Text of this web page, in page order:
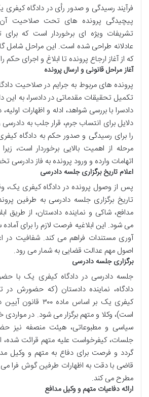
فرآیند رسیدگی و صدور رأی در دادگاه
پیچیدگی پرونده های تحت صلاحیت
تشریفات ویژه ای برخوردار است که
عادلانه طراحی شده است. این مراحل شامل
که از آغاز ارجاع پرونده تا ابلاغ و اجرای حکم
آغاز مراحل قانونی و ارسال پرونده
پرونده های مربوط به جرایم در صلاحیت
تکمیل تحقیقات مقدماتی در دادسرا، به این
دادسرا با بررسی شواهد، ادله و اظهارات
دلایل برای انتساب جرم، قرار جلب به دادرسی
را برای رسیدگی و صدور حکم به دادگاه
مرحله از اهمیت بالایی برخوردار است،
اتهامات وارده و ورود پرونده به فاز
اعلام تاریخ برگزاری جلسه دادرسی
پس از وصول پرونده در دادگاه کیفری یک،
تاریخ برگزاری جلسه دادرسی به طرفین
مدافع، شاکی و نماینده دادستان، از طریق
می شود. این ابلاغیه فرصت لازم را برای
آوری مستندات فراهم می کند. شفافیت در
اصول مهم عدالت قضایی به شمار می رود.
برگزاری جلسه دادرسی
جلسه دادرسی در دادگاه کیفری یک با
دادگاه، نماینده دادستان (که حضورش در
کیفری یک بر اساس
است)، وکلا و متهم برگزار می شود. در مواردی
سیاسی و مطبوعاتی، هیئت منصفه نیز
جلسات، کیفرخواست علیه متهم قرائت شده،
گردد و فرصت برای دفاع به متهم و وکیل
قاضی با دقت به اظهارات طرفین گوش فرا می
مطرح می کند.
ارائه دفاعیات متهم و وکیل مدافع